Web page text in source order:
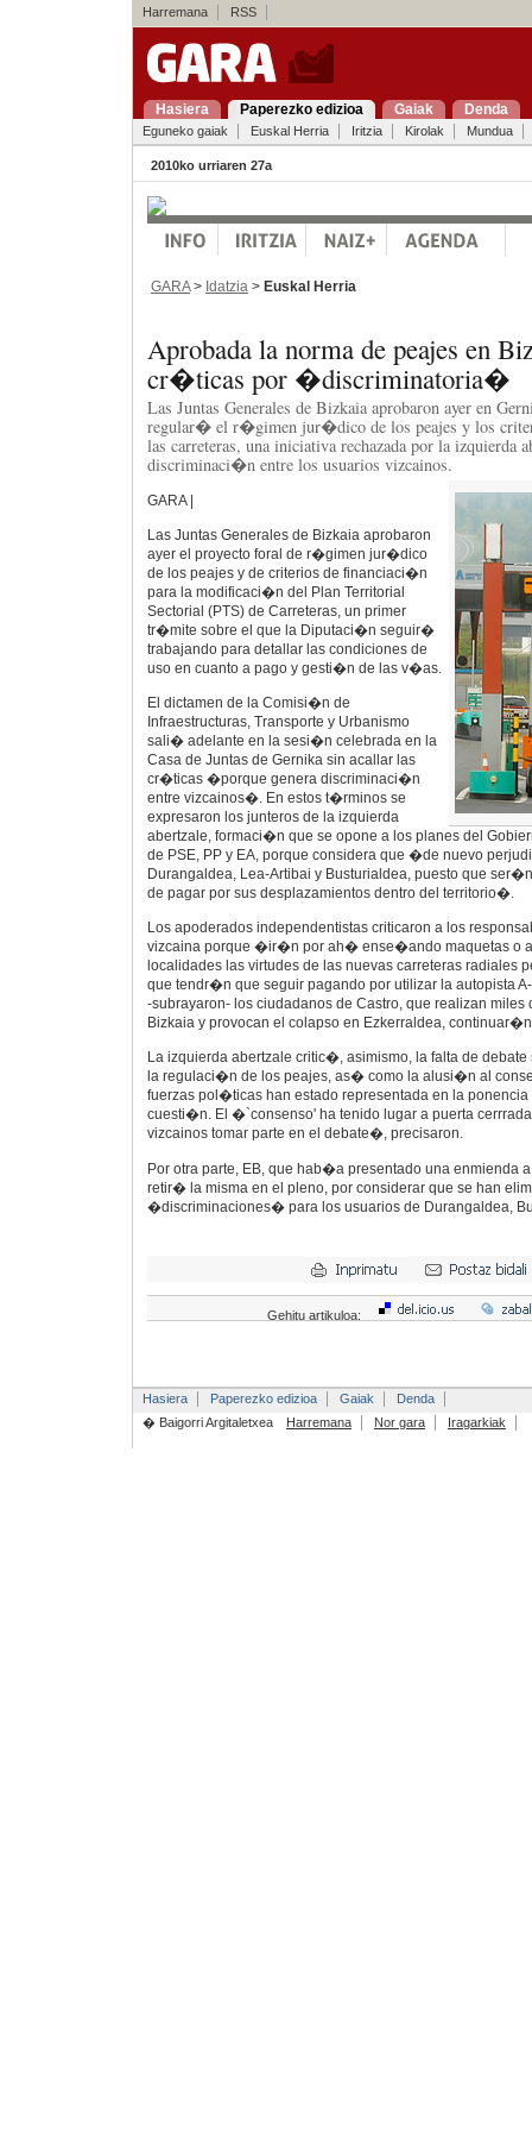
Harremana RSS
Hasiera Paperezko edizioa Gaiak Denda
Eguneko gaiak Euskal Herria Iritzia Kirolak Mundua
2010ko urriaren 27a
GARA> Idatzia > Euskal Herria
Aprobada la norma de peajes en
cr�ticas por �discriminatoria�
Las Juntas Generales de Bizkaia aprobaron ayer en
regular� el r�gimen jur�dico de los peajes y los
las carreteras, una iniciativa rechazada por la izquierda
discriminaci�n entre los usuarios vizcainos.
GARA |
Las Juntas Generales de Bizkaia aprobaron
ayer el proyecto foral de r�gimen jur�dico
de los peajes y de criterios de financiaci�n
para la modificaci�n del Plan Territorial
Sectorial (PTS) de Carreteras, un primer
tr�mite sobre el que la Diputaci�n seguir�
trabajando para detallar las condiciones de
uso en cuanto a pago y gesti�n de las v�as.
El dictamen de la Comisi�n de
Infraestructuras, Transporte y Urbanismo
sali� adelante en la sesi�n celebrada en la
Casa de Juntas de Gernika sin acallar las
cr�ticas �porque genera discriminaci�n
entre vizcainos�. En estos t�rminos se
expresaron los junteros de la izquierda
abertzale, formaci�n que se opone a los planes del
de PSE, PP y EA, porque considera que �de nuevo
Durangaldea, Lea-Artibai y Busturialdea, puesto que
de pagar por sus desplazamientos dentro del territorio�.
Los apoderados independentistas criticaron a los
vizcaina porque �ir�n por ah� ense�ando maquetas o
localidades las virtudes de las nuevas carreteras radiales
que tendr�n que seguir pagando por utilizar la autopista
-subrayaron- los ciudadanos de Castro, que realizan miles
Bizkaia y provocan el colapso en Ezkerraldea,
La izquierda abertzale critic�, asimismo, la falta de
la regulaci�n de los peajes, as� como la alusi�n al
fuerzas pol�ticas han estado representada en la ponencia
cuesti�n. El �`consenso' ha tenido lugar a puerta
vizcainos tomar parte en el debate�, precisaron.
Por otra parte, EB, que hab�a presentado una enmienda
retir� la misma en el pleno, por considerar que se han
�discriminaciones� para los usuarios de Durangaldea,
Gehitu artikuloa:
Hasiera Paperezko edizioa Gaiak
Denda
� Baigorri Argitaletxea
Harremana Nor gara Iragarkiak